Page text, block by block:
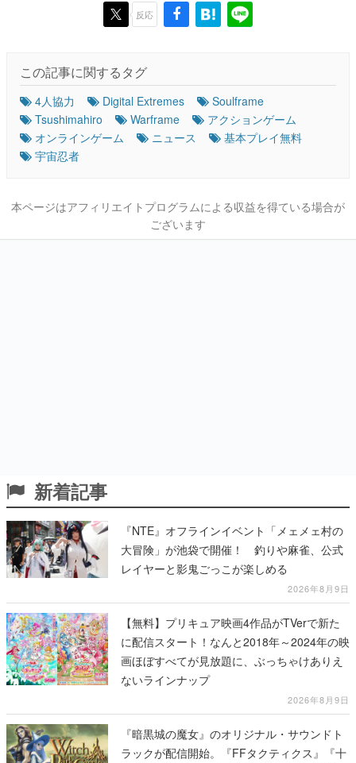
反応
この記事に関するタグ
4人協力 Digital Extremes
Soulframe
Tsushimahiro
Warframe
アクションゲーム
オンラインゲーム
ニュース
基本プレイ無料
宇宙忍者
本ページはアフィリエイトプログラムによる収益を得ている場合が
ございます
新着記事
『NTE』オフラインイベント「メェメェ村の
大冒険」が池袋で開催！ 釣りや麻雀、公式
レイヤーと影鬼ごっこが楽しめる
2026年8月9日
【無料】プリキュア映画4作品がTVerで新た
に配信スタート！なんと2018年～2024年の映
画ほぼすべてが見放題に、ぶっちゃけありえ
ないラインナップ
2026年8月9日
『暗黒城の魔女』のオリジナル・サウンドト
ラックが配信開始。『FFタクティクス』『十